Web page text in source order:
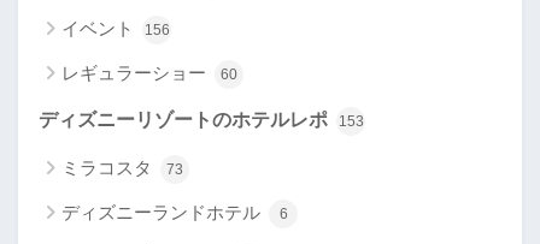
イベント 156
レギュラーショー 60
ディズニーリゾートのホテルレポ 153
ミラコスタ 73
ディズニーランドホテル 6